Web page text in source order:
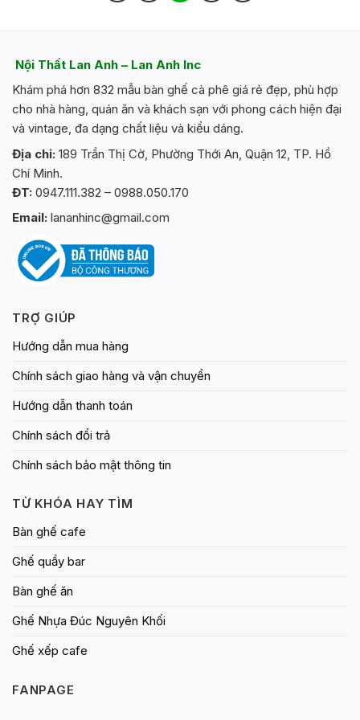
có
Các
tùy
chọn
có
được
Nội Thất Lan Anh – Lan Anh Inc
Khám phá hơn 832 mẫu bàn ghế cà phê giá rẻ đẹp, phù hợp
cho nhà hàng, quán ăn và khách sạn với phong cách hiện đại
và vintage, đa dạng chất liệu và kiểu dáng.
Địa chỉ: 189 Trần Thị Cờ, Phường Thới An, Quận 12, TP. Hồ
Chí Minh.
ĐT: 0947.111.382 – 0988.050.170
Email: lananhinc@gmail.com
TRỢ GIÚP
Hướng dẫn mua hàng
Chính sách giao hàng và vận chuyển
Hướng dẫn thanh toán
Chính sách đổi trả
Chính sách bảo mật thông tin
TỪ KHÓA HAY TÌM
Bàn ghế cafe
Ghế quầy bar
Bàn ghế ăn
Ghế Nhựa Đúc Nguyên Khối
Ghế xếp cafe
FANPAGE